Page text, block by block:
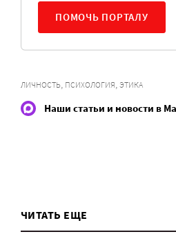
ПОМОЧЬ ПОРТАЛУ
ЛИЧНОСТЬ ПСИХОЛОГИЯ ЭТИКА
Наши статьи и новости в
ЧИТАТЬ ЕЩЕ